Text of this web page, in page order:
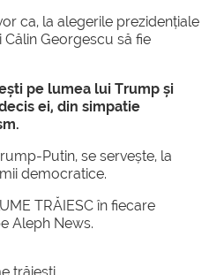
ca, la alegerile prezidențiale
Georgescu să fie
pe lumea lui Trump și
ei, din simpatie
Putin, se servește, la
democratice.
TRĂIESC în fiecare
Aleph News.